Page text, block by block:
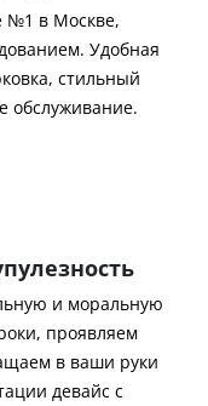
№1 в Москве,
Удобная
стильный
обслуживание.
и моральную
проявляем
в ваши руки
девайс с